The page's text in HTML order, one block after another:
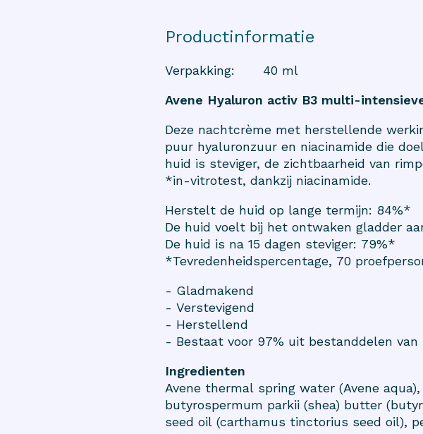
Productinformatie
Verpakking:
40 ml
Avene Hyaluron activ B3 multi-
Deze nachtcrème met herstellende
puur hyaluronzuur en niacinamide die
huid is steviger, de zichtbaarheid van
*in-vitrotest, dankzij niacinamide.
Herstelt de huid op lange termijn: 84%*
De huid voelt bij het ontwaken gladder
De huid is na 15 dagen steviger: 79%*
*Tevredenheidspercentage, 70
- Gladmakend
- Verstevigend
- Herstellend
- Bestaat voor 97% uit bestanddelen
Ingredienten
Avene thermal spring water (Avene
butyrospermum parkii (shea) butter
seed oil (carthamus tinctorius seed oil),